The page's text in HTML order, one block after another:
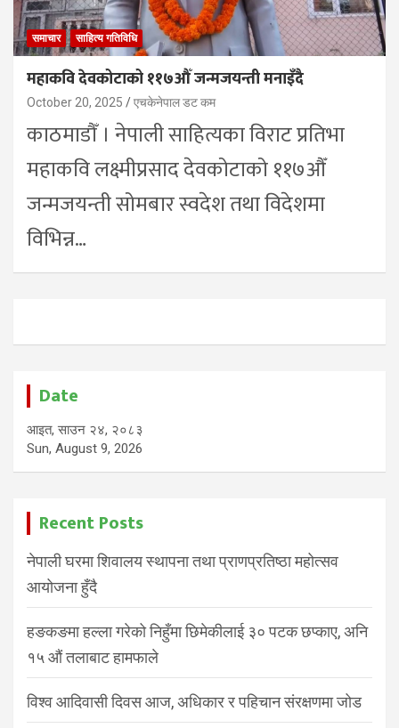
समाचार साहित्य गतिविधि
महाकवि देवकोटाको ११७औँ जन्मजयन्ती मनाइँदै
October 20, 2025 एचकेनेपाल डट कम
काठमाडौँ । नेपाली साहित्यका विराट प्रतिभा
महाकवि लक्ष्मीप्रसाद देवकोटाको ११७औँ
जन्मजयन्ती सोमबार स्वदेश तथा विदेशमा
विभिन्न…
Date
आइत, साउन २४, २०८३
Sun, August 9, 2026
Recent Posts
नेपाली घरमा शिवालय स्थापना तथा प्राणप्रतिष्ठा महोत्सव
आयोजना हुँदै
हङकङमा हल्ला गरेको निहुँमा छिमेकीलाई ३० पटक छप्काए, अनि
१५ औं तलाबाट हामफाले
विश्व आदिवासी दिवस आज, अधिकार र पहिचान संरक्षणमा जोड